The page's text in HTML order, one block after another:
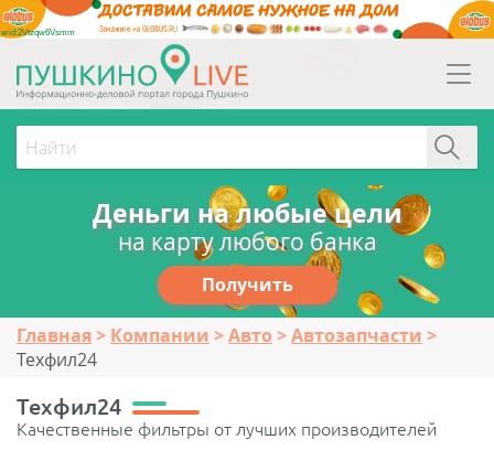
erid:2Vtzqw6Vsmm
Деньги на любые цели
на карту любого банка
Получить
Главная Компании Авто
Автозапчасти
Техфил24
Техфил24
Качественные фильтры от лучших производителей